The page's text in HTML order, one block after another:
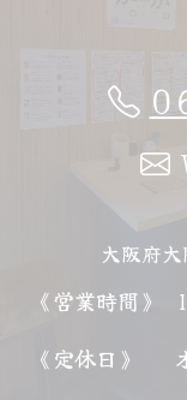
大阪府
《営業時間》
《定休日》